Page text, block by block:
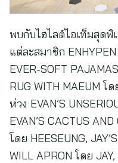
พบกับไฮไลต์ไอเท็มสุดพิ
แต่ละสมาชิก
EVER-SOFT
RUG WITH MAEUM โ
ห่วง EVAN’S
EVAN’S CACTUS
โดย HEESEUNG,
WILL APRON โดย